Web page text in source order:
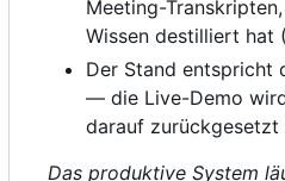
Meeting-
Wissen destilliert hat
Der Stand entspricht
— die Live-Demo
darauf zurückgesetzt
Das produktive System